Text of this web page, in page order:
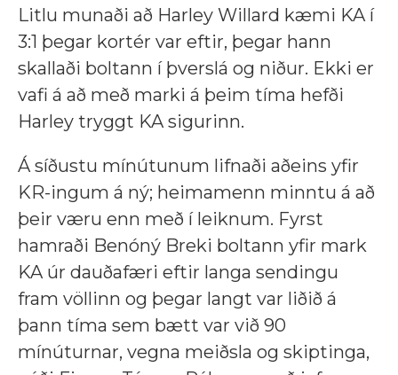
Litlu munaði að Harley Willard kæmi KA í
3:1 þegar kortér var eftir, þegar hann
skallaði boltann í þverslá og niður. Ekki er
vafi á að með marki á þeim tíma hefði
Harley tryggt KA sigurinn.
Á síðustu mínútunum lifnaði aðeins yfir
KR-ingum á ný; heimamenn minntu á að
þeir væru enn með í leiknum. Fyrst
hamraði Benóný Breki boltann yfir mark
KA úr dauðafæri eftir langa sendingu
fram völlinn og þegar langt var liðið á
þann tíma sem bætt var við 90
mínúturnar, vegna meiðsla og skiptinga,